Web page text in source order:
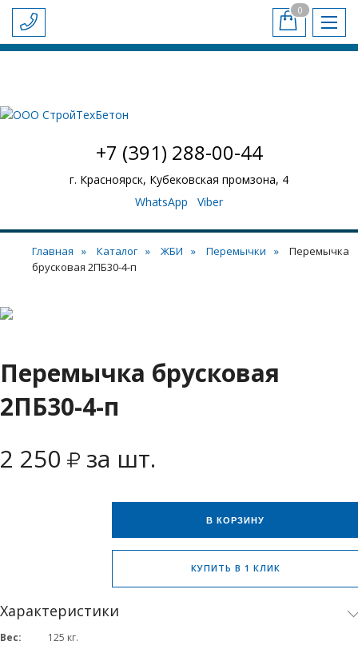
БЕТОН И РАСТВОР ПЛИТЫ ПЕРЕКРЫТИЯ
НАШ АВТОПАРК
+7 (391) 288-00-44
г. Красноярск, Кубековская промзона, 4
WhatsApp
Viber
0
Главная Каталог ЖБИ Перемычки
Перемычка
брусковая 2ПБ30-4-п
Перемычка брусковая
2ПБ30-4-п
2 250
за шт.
В КОРЗИНУ
КУПИТЬ В 1 КЛИК
Характеристики
Вес: 125 кг.